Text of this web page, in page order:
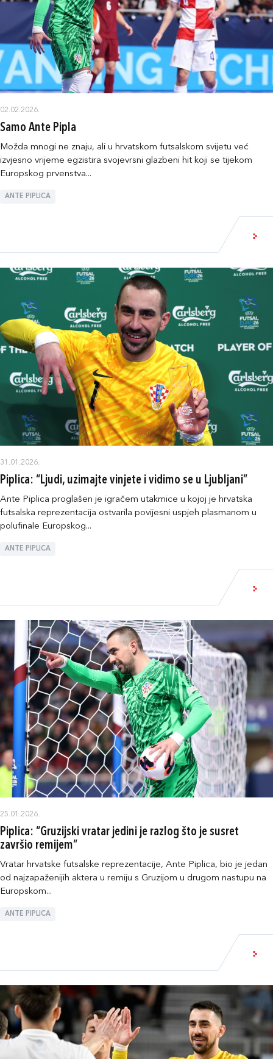
02.02.2026.
Samo Ante Pipla
Možda mnogi ne znaju, ali u hrvatskom futsalskom svijetu već
izvjesno vrijeme egzistira svojevrsni glazbeni hit koji se tijekom
Europskog prvenstva...
ANTE PIPLICA
31.01.2026.
Piplica: “Ljudi, uzimajte vinjete i vidimo se u Ljubljani”
Ante Piplica proglašen je igračem utakmice u kojoj je hrvatska
futsalska reprezentacija ostvarila povijesni uspjeh plasmanom u
polufinale Europskog...
ANTE PIPLICA
25.01.2026.
Piplica: “Gruzijski vratar jedini je razlog što je susret
završio remijem”
Vratar hrvatske futsalske reprezentacije, Ante Piplica, bio je jedan
od najzapaženijih aktera u remiju s Gruzijom u drugom nastupu na
Europskom...
ANTE PIPLICA